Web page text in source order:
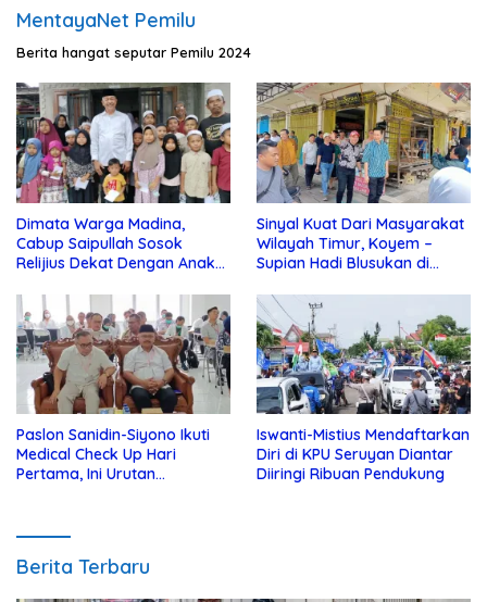
MentayaNet Pemilu
Berita hangat seputar Pemilu 2024
Dimata Warga Madina,
Cabup Saipullah Sosok
Relijius Dekat Dengan Anak
Sinyal Kuat Dari Masyarakat
Wilayah Timur, Koyem –
Supian Hadi Blusukan di
Paslon Sanidin-Siyono Ikuti
Medical Check Up Hari
Pertama, Ini Urutan
Iswanti-Mistius Mendaftarkan
Diri di KPU Seruyan Diantar
Diiringi Ribuan Pendukung
Berita Terbaru